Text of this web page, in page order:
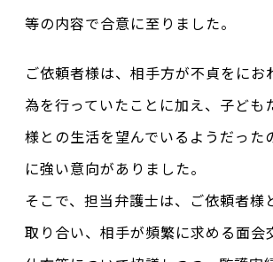
等の内容で合意に至りました。
ご依頼者様は、相手方が不貞をにお
為を行っていたことに加え、子ども
様との生活を望んでいるようだった
に強い意向がありました。
そこで、担当弁護士は、ご依頼者様
取り合い、相手が頻繁に求める面会